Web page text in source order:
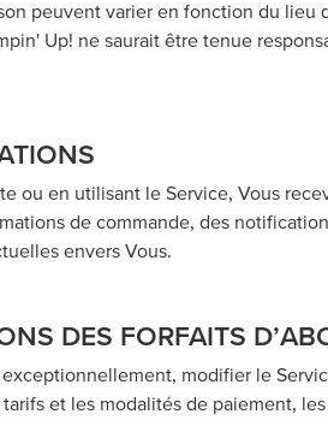
peuvent varier en fonction du
Up! ne saurait être tenue
ou en utilisant le Service, Vous
de commande, des
envers Vous.
DES FORFAITS
exceptionnellement, modifier le
tarifs et les modalités de paiement,